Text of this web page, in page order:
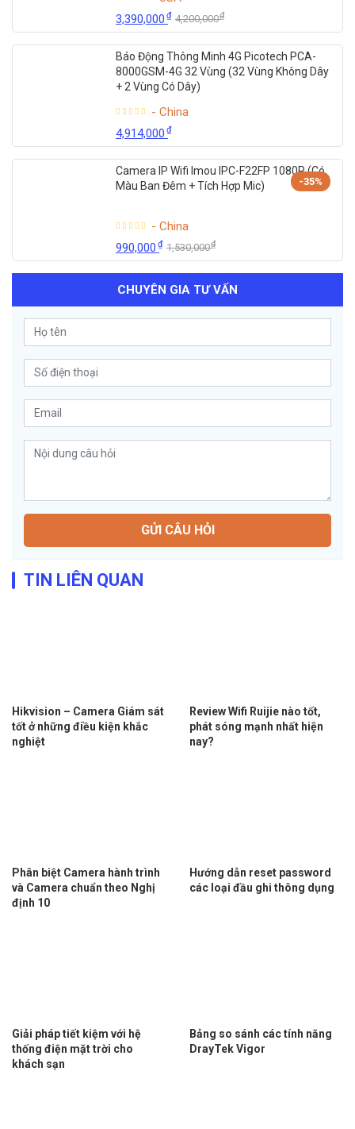
3,390,000₫ 4,200,000₫
Báo Động Thông Minh 4G Picotech PCA-
8000GSM-4G 32 Vùng (32 Vùng Không Dây
+ 2 Vùng Có Dây)
- China
4,914,000₫
-35%
Camera IP Wifi Imou IPC-F22FP 1080P (Có
Màu Ban Đêm + Tích Hợp Mic)
- China
990,000₫ 1,530,000₫
CHUYÊN GIA TƯ VẤN
GỬI CÂU HỎI
TIN LIÊN QUAN
Hikvision – Camera Giám sát
tốt ở những điều kiện khắc
nghiệt
Review Wifi Ruijie nào tốt,
phát sóng mạnh nhất hiện
nay?
Phân biệt Camera hành trình
và Camera chuẩn theo Nghị
định 10
Hướng dẫn reset password
các loại đầu ghi thông dụng
Giải pháp tiết kiệm với hệ
thống điện mặt trời cho
khách sạn
Bảng so sánh các tính năng
DrayTek Vigor